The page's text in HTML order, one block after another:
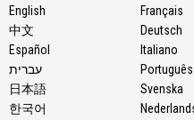
English
中文
Español
עברית
日本語
한국어
Français
Deutsch
Italiano
Português
Svenska